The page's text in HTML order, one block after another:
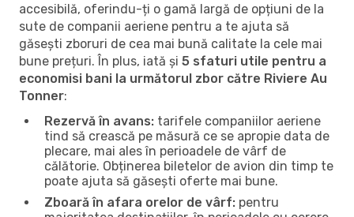
accesibilă, oferindu-ți o gamă largă de opțiuni de la
sute de companii aeriene pentru a te ajuta să
găsești zboruri de cea mai bună calitate la cele mai
bune prețuri. În plus, iată și 5 sfaturi utile pentru a
economisi bani la următorul zbor către Riviere Au
Tonner:
Rezervă în avans: tarifele companiilor aeriene
tind să crească pe măsură ce se apropie data de
plecare, mai ales în perioadele de vârf de
călătorie. Obținerea biletelor de avion din timp te
poate ajuta să găsești oferte mai bune.
Zboară în afara orelor de vârf: pentru